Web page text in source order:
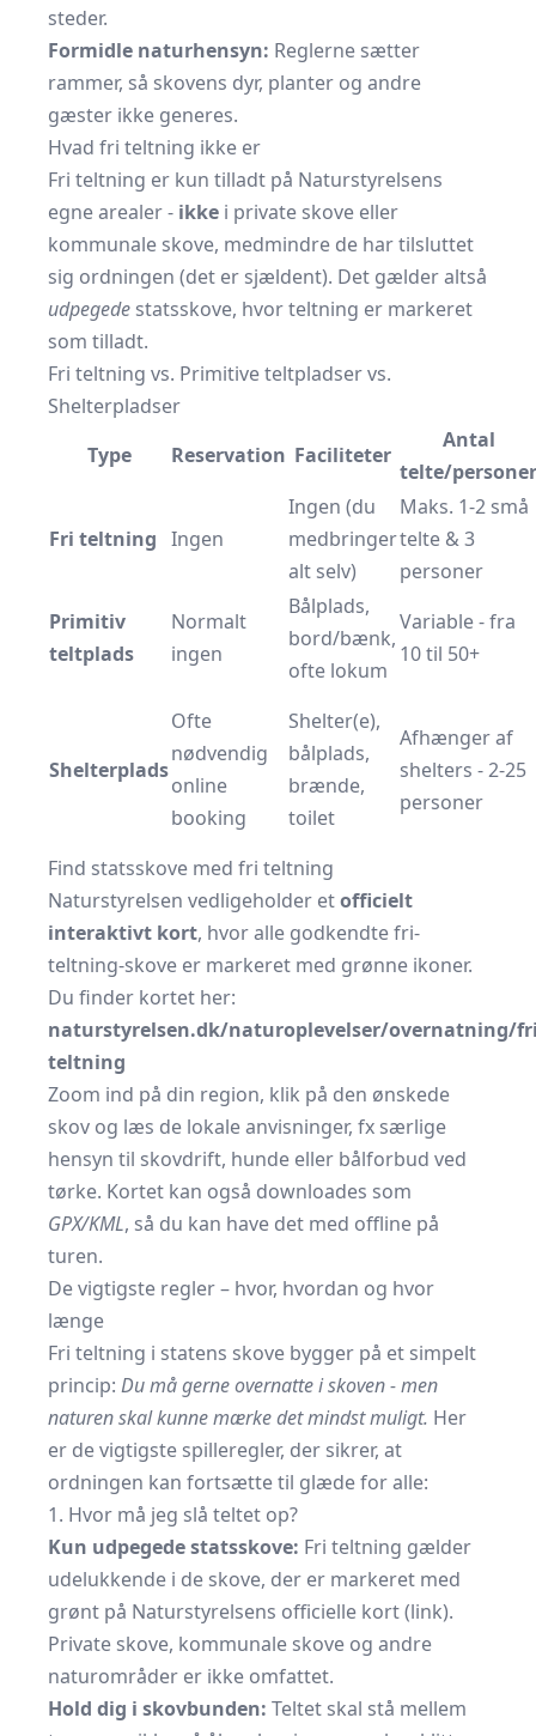
steder.
Formidle naturhensyn: Reglerne sætter
rammer, så skovens dyr, planter og andre
gæster ikke generes.
Hvad fri teltning ikke er
Fri teltning er kun tilladt på Naturstyrelsens
egne arealer - ikke i private skove eller
kommunale skove, medmindre de har tilsluttet
sig ordningen (det er sjældent). Det gælder altså
udpegede statsskove, hvor teltning er markeret
som tilladt.
Fri teltning vs. Primitive teltpladser vs.
Shelterpladser
Type
Reservation Faciliteter
Antal
telte/personer
Fri teltning Ingen
Ingen (du
medbringer
alt selv)
Maks. 1-2 små
telte & 3
personer
Primitiv
teltplads
Normalt
ingen
Bålplads,
bord/bænk,
ofte lokum
Variable - fra
10 til 50+
Shelterplads
Ofte
nødvendig
online
booking
Shelter(e),
bålplads,
brænde,
toilet
Afhænger af
shelters - 2-25
personer
Find statsskove med fri teltning
Naturstyrelsen vedligeholder etofficielt
interaktivt kort, hvor alle godkendte fri-
teltning-skove er markeret med grønne ikoner.
Du finder kortet her:
naturstyrelsen.dk/naturoplevelser/overnatning/
teltning
Zoom ind på din region, klik på den ønskede
skov og læs de lokale anvisninger, fx særlige
hensyn til skovdrift, hunde eller bålforbud ved
tørke. Kortet kan også downloades som
GPX/KML, så du kan have det med offline på
turen.
De vigtigste regler – hvor, hvordan og hvor
længe
Fri teltning i statens skove bygger på et simpelt
princip: Du må gerne overnatte i skoven - men
naturen skal kunne mærke det mindst muligt. Her
er de vigtigste spilleregler, der sikrer, at
ordningen kan fortsætte til glæde for alle:
1. Hvor må jeg slå teltet op?
Kun udpegede statsskove: Fri teltning gælder
udelukkende i de skove, der er markeret med
grønt på Naturstyrelsens officielle kort (link).
Private skove, kommunale skove og andre
naturområder er ikke omfattet.
Hold dig i skovbunden: Teltet skal stå mellem